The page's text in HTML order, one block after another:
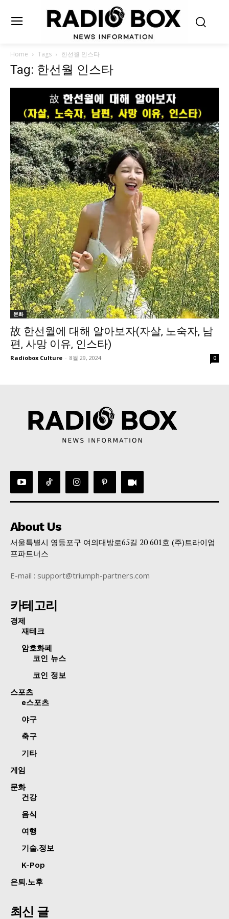
Home Tags 한선월 인스타
Tag: 한선월 인스타
문화
故 한선월에 대해 알아보자(자살, 노숙자, 남
편, 사망 이유, 인스타)
Radiobox Culture - 8월 29, 2024 0
About Us
서울특별시 영등포구 여의대방로65길 20 601호 (주)트라이엄
프파트너스
E-mail : support@triumph-partners.com
카테고리
경제
재테크
암호화폐
코인 뉴스
코인 정보
스포츠
e스포츠
야구
축구
기타
게임
문화
건강
음식
여행
기술.정보
K-Pop
은퇴.노후
최신 글